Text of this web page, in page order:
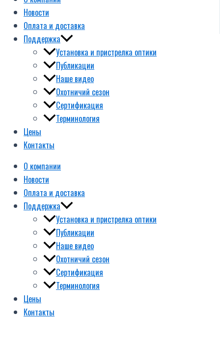
Новости
Оплата и доставка
Поддержка
Установка и пристрелка оптики
Публикации
Наше видео
Охотничий сезон
Сертификация
Терминология
Цены
Контакты
О компании
Новости
Оплата и доставка
Поддержка
Установка и пристрелка оптики
Публикации
Наше видео
Охотничий сезон
Сертификация
Терминология
Цены
Контакты